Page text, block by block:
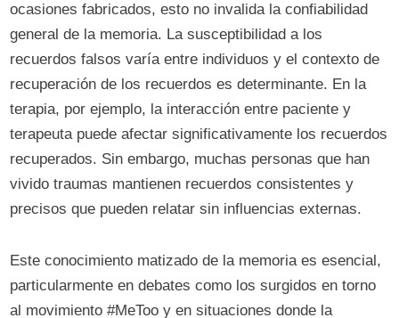
ocasiones fabricados, esto no invalida la confiabilidad
general de la memoria. La susceptibilidad a los
recuerdos falsos varía entre individuos y el contexto de
recuperación de los recuerdos es determinante. En la
terapia, por ejemplo, la interacción entre paciente y
terapeuta puede afectar significativamente los recuerdos
recuperados. Sin embargo, muchas personas que han
vivido traumas mantienen recuerdos consistentes y
precisos que pueden relatar sin influencias externas.
Este conocimiento matizado de la memoria es esencial,
particularmente en debates como los surgidos en torno
al movimiento #MeToo y en situaciones donde la